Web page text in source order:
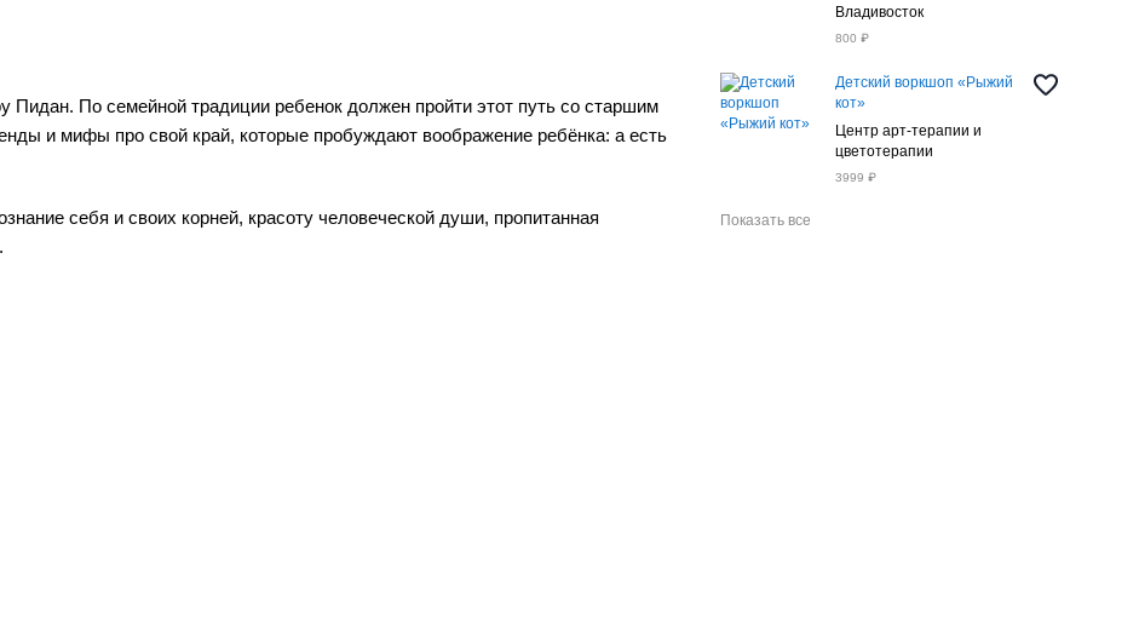
Пидан. По семейной традиции ребенок должен пройти этот путь со старшим
и мифы про свой край, которые пробуждают воображение ребёнка: а есть
себя и своих корней, красоту человеческой души, пропитанная
Владивосток
800 ₽
Детский воркшоп «Рыжий
кот»
Центр арт-терапии и
цветотерапии
3999 ₽
Показать все